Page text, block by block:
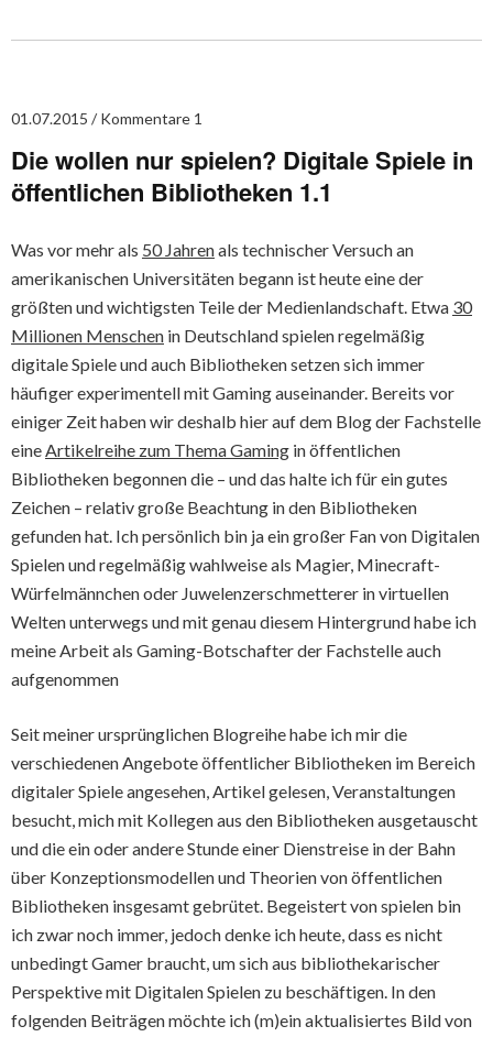
01.07.2015 Kommentare 1
Die wollen nur spielen? Digitale Spiele in
öffentlichen Bibliotheken 1.1
Was vor mehr als 50 Jahrenals technischer Versuch an
amerikanischen Universitäten begann ist heute eine der
größten und wichtigsten Teile der Medienlandschaft. Etwa 30
Millionen Menschen in Deutschland spielen regelmäßig
digitale Spiele und auch Bibliotheken setzen sich immer
häufiger experimentell mit Gaming auseinander. Bereits vor
einiger Zeit haben wir deshalb hier auf dem Blog der Fachstelle
eineArtikelreihe zum Thema Gaming in öffentlichen
Bibliotheken begonnen die – und das halte ich für ein gutes
Zeichen – relativ große Beachtung in den Bibliotheken
gefunden hat. Ich persönlich bin ja ein großer Fan von Digitalen
Spielen und regelmäßig wahlweise als Magier, Minecraft-
Würfelmännchen oder Juwelenzerschmetterer in virtuellen
Welten unterwegs und mit genau diesem Hintergrund habe ich
meine Arbeit als Gaming-Botschafter der Fachstelle auch
aufgenommen
Seit meiner ursprünglichen Blogreihe habe ich mir die
verschiedenen Angebote öffentlicher Bibliotheken im Bereich
digitaler Spiele angesehen, Artikel gelesen, Veranstaltungen
besucht, mich mit Kollegen aus den Bibliotheken ausgetauscht
und die ein oder andere Stunde einer Dienstreise in der Bahn
über Konzeptionsmodellen und Theorien von öffentlichen
Bibliotheken insgesamt gebrütet. Begeistert von spielen bin
ich zwar noch immer, jedoch denke ich heute, dass es nicht
unbedingt Gamer braucht, um sich aus bibliothekarischer
Perspektive mit Digitalen Spielen zu beschäftigen. In den
folgenden Beiträgen möchte ich (m)ein aktualisiertes Bild von